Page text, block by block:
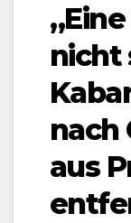
nicht
nach
aus